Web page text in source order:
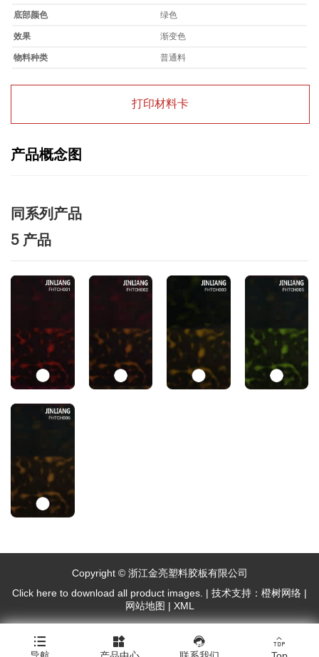
底部颜色 绿色
效果 渐变色
物料种类 普通料
打印材料卡
产品概念图
同系列产品
5 产品
Copyright © 浙江金亮塑料胶板有限公司
Click here to download all product images. | 技术支持：橙树网络 |
网站地图 | XML
   